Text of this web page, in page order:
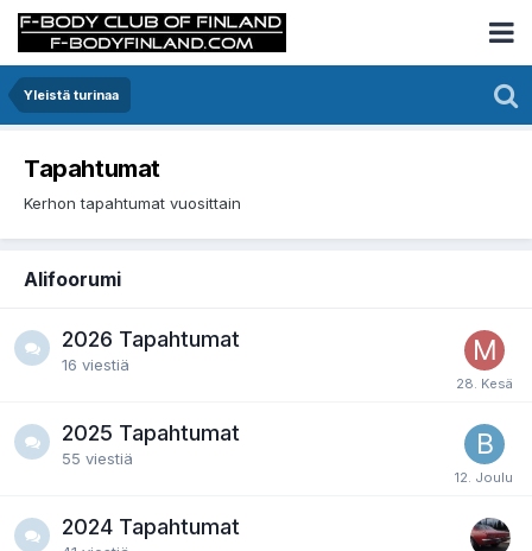
Yleistä turinaa
Tapahtumat
Kerhon tapahtumat vuosittain
Alifoorumi
2026 Tapahtumat
16 viestiä
2025 Tapahtumat
55 viestiä
2024 Tapahtumat